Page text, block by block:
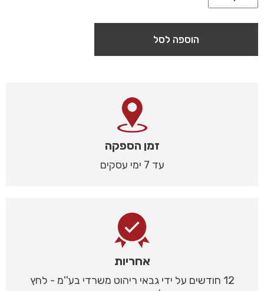
הוספה לסל
זמן הספקה
עד 7 ימי עסקים
אחריות
12 חודשים על ידי גבאי ריהוט משרדי בע''מ - לחץ